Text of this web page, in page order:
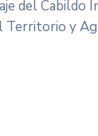
del Cabildo
y